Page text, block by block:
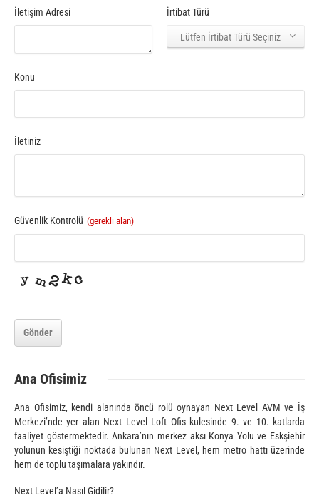
İletişim Adresi İrtibat Türü
Lütfen İrtibat Türü Seçiniz
Business
Email (gerekli
Konu
İletiniz
Güvenlik Kontrolü (gerekli alan)
Gönder
Ana Ofisimiz
Ana Ofisimiz, kendi alanında öncü rolü oynayan Next Level AVM ve İş
Merkezi’nde yer alan Next Level Loft Ofis kulesinde 9. ve 10. katlarda
faaliyet göstermektedir. Ankara’nın merkez aksı Konya Yolu ve Eskşiehir
yolunun kesiştiği noktada bulunan Next Level, hem metro hattı üzerinde
hem de toplu taşımalara yakındır.
Next Level’a Nasıl Gidilir?